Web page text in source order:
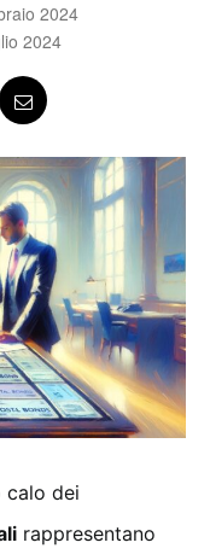
2024
2024
calo dei
rappresentano